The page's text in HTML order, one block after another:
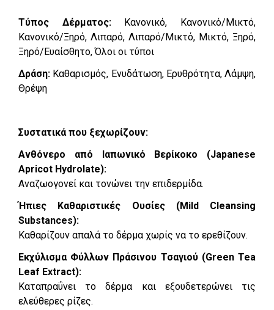
Τύπος Δέρματος:Κανονικό, Κανονικό/Μικτό,
Κανονικό/Ξηρό, Λιπαρό, Λιπαρό/Μικτό, Μικτό, Ξηρό,
Ξηρό/Ευαίσθητο, Όλοι οι τύποι
Δράση: Καθαρισμός, Ενυδάτωση, Ερυθρότητα, Λάμψη,
Θρέψη
Συστατικά που ξεχωρίζουν:
Ανθόνερο από Ιαπωνικό Βερίκοκο (Japanese
Apricot Hydrolate):
Αναζωογονεί και τονώνει την επιδερμίδα.
Ήπιες Καθαριστικές Ουσίες (Mild Cleansing
Substances):
Καθαρίζουν απαλά το δέρμα χωρίς να το ερεθίζουν.
Εκχύλισμα Φύλλων Πράσινου Τσαγιού (Green Tea
Leaf Extract):
Καταπραΰνει το δέρμα και εξουδετερώνει τις
ελεύθερες ρίζες.